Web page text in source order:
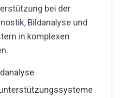
bei der
Bildanalyse und
in komplexen